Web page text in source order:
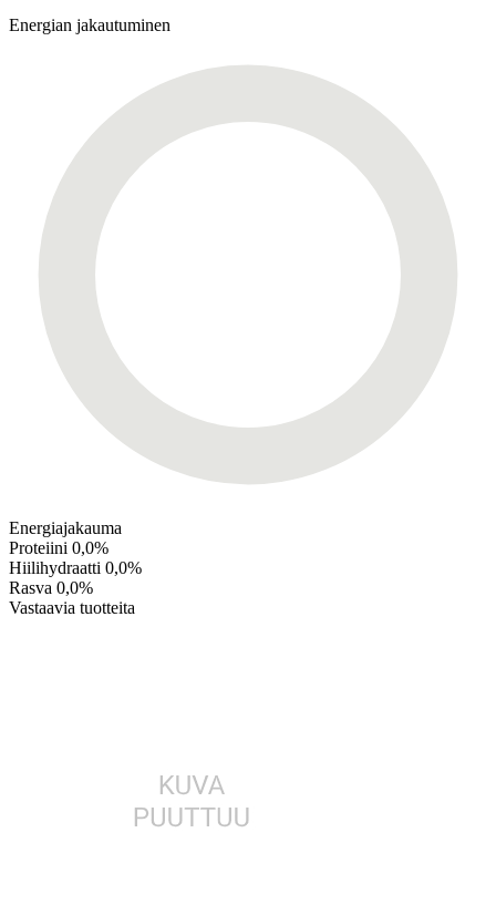
Energian jakautuminen
Energiajakauma
Proteiini 0,0%
Hiilihydraatti 0,0%
Rasva 0,0%
Vastaavia tuotteita